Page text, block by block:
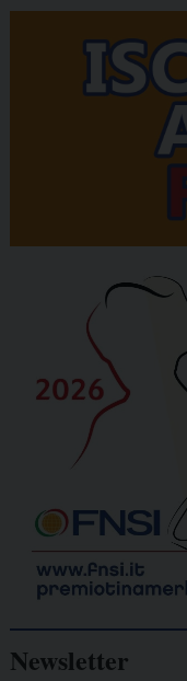
Newsletter